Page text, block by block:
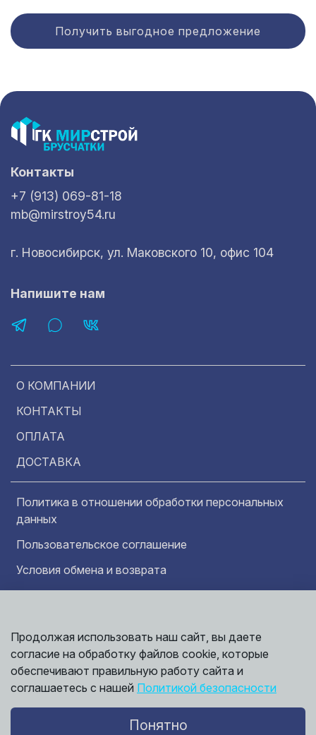
Получить выгодное предложение
О КОМПАНИИ
КОНТАКТЫ
ОПЛАТА
ДОСТАВКА
Политика в отношении обработки персональных
данных
Пользовательское соглашение
Условия обмена и возврата
Контакты
+7 (913) 069-81-18
mb@mirstroy54.ru
г. Новосибирск, ул. Маковского 10, офис 104
Напишите нам
©
Информация представленная на сайте
носит исключительно ознакомительный
характер и ни при каких условиях не может
считаться публичной офертой. Точные
сведения о ценах, условиях продажи и
Продолжая использовать наш сайт, вы даете
согласие на обработку файлов cookie, которые
обеспечивают правильную работу сайта и
соглашаетесь с нашей Политикой безопасности
Понятно
обработки